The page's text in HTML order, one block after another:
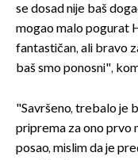
se dosad nije baš
mogao malo pogurat
fantastičan, ali bravo
baš smo ponosni",
"Savršeno, trebalo je
priprema za ono prvo
posao, mislim da je